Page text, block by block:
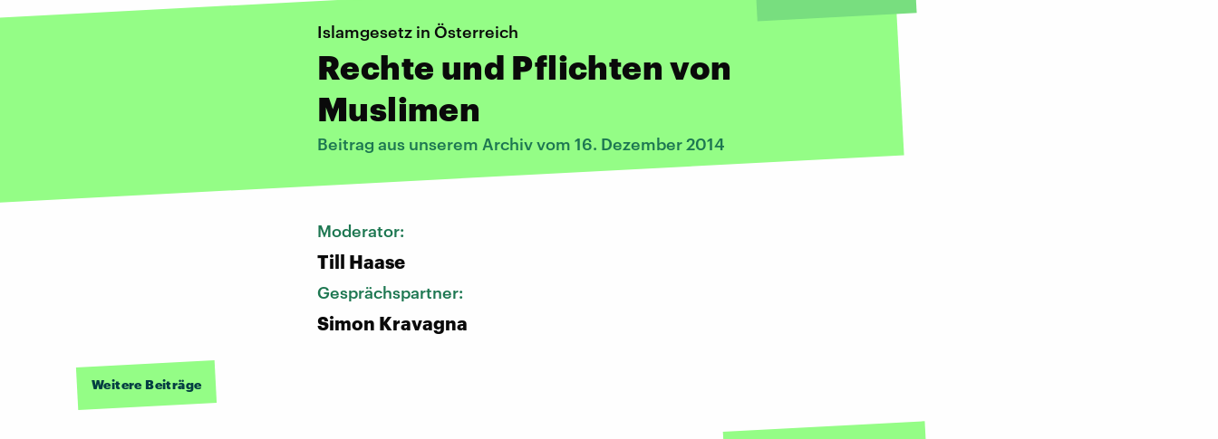
Islamgesetz in Österreich
Rechte und Pflichten von
Muslimen
Beitrag aus unserem Archiv vom 16. Dezember 2014
Moderator:
Till Haase
Gesprächspartner:
Simon Kravagna
Weitere Beiträge